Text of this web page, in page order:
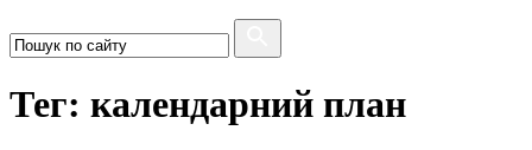
Тег: календарний план